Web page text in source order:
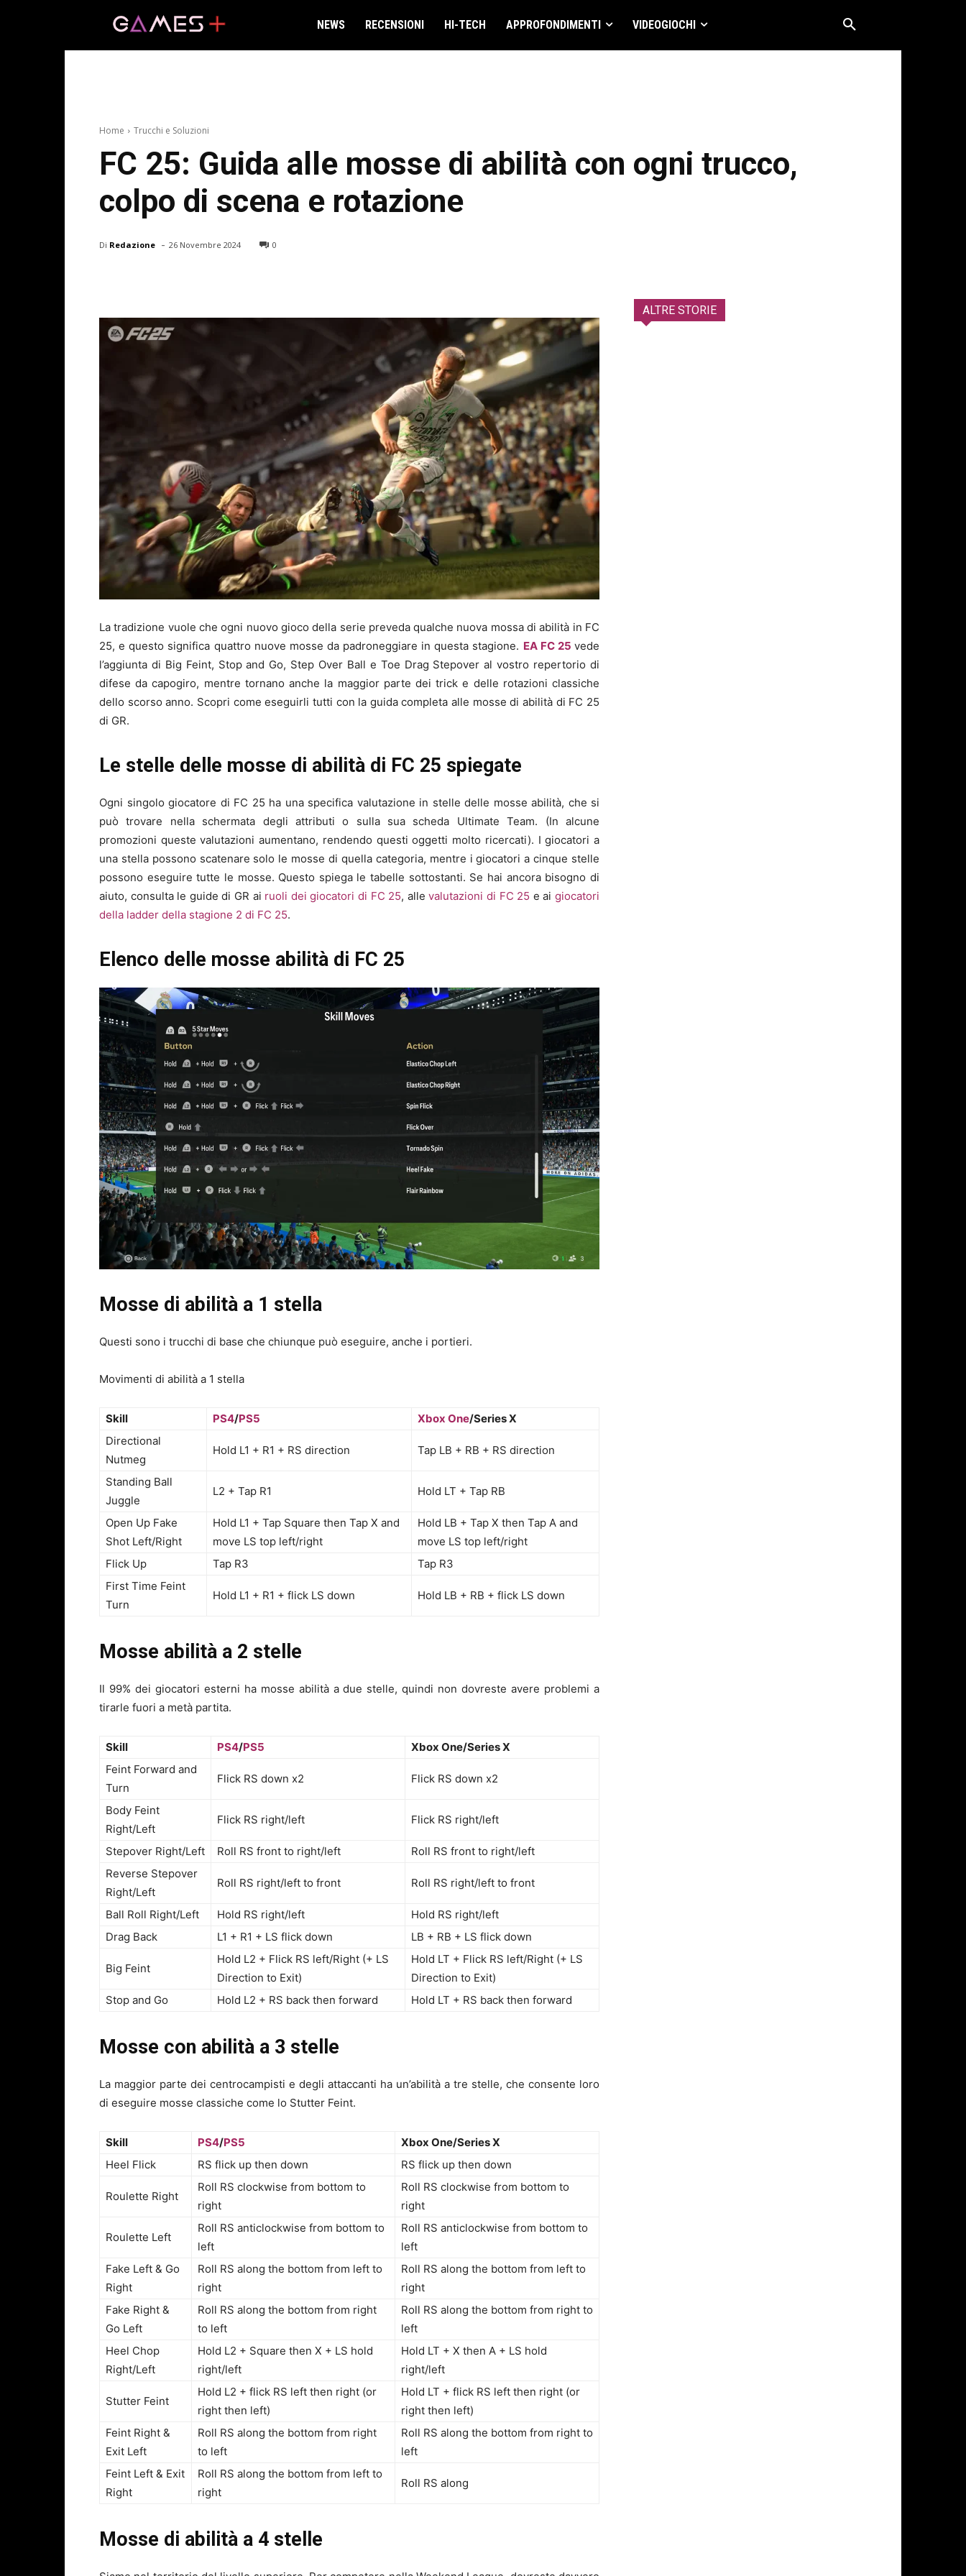
NEWS RECENSIONI HI-TECH APPROFONDIMENTI VIDEOGIOCHI
Home Trucchi e Soluzioni
FC 25: Guida alle mosse di abilità con ogni trucco,
colpo di scena e rotazione
Di Redazione - 26 Novembre 2024 0
La tradizione vuole che ogni nuovo gioco della serie preveda qualche nuova mossa di abilità in FC
25, e questo significa quattro nuove mosse da padroneggiare in questa stagione. EA FC 25vede
l’aggiunta di Big Feint, Stop and Go, Step Over Ball e Toe Drag Stepover al vostro repertorio di
difese da capogiro, mentre tornano anche la maggior parte dei trick e delle rotazioni classiche
dello scorso anno. Scopri come eseguirli tutti con la guida completa alle mosse di abilità di FC 25
di GR.
Le stelle delle mosse di abilità di FC 25 spiegate
Ogni singolo giocatore di FC 25 ha una specifica valutazione in stelle delle mosse abilità, che si
può trovare nella schermata degli attributi o sulla sua scheda Ultimate Team. (In alcune
promozioni queste valutazioni aumentano, rendendo questi oggetti molto ricercati). I giocatori a
una stella possono scatenare solo le mosse di quella categoria, mentre i giocatori a cinque stelle
possono eseguire tutte le mosse. Questo spiega le tabelle sottostanti. Se hai ancora bisogno di
aiuto, consulta le guide di GR ai ruoli dei giocatori di FC 25, allevalutazioni di FC 25 e aigiocatori
della ladder della stagione 2 di FC 25.
Elenco delle mosse abilità di FC 25
Mosse di abilità a 1 stella
Questi sono i trucchi di base che chiunque può eseguire, anche i portieri.
Movimenti di abilità a 1 stella
Skill PS4/PS5 Xbox One/Series X
Directional
Nutmeg
Hold L1 + R1 + RS direction Tap LB + RB + RS direction
Standing Ball
Juggle
L2 + Tap R1 Hold LT + Tap RB
Open Up Fake
Shot Left/Right
Hold L1 + Tap Square then Tap X and
move LS top left/right
Hold LB + Tap X then Tap A and
move LS top left/right
Flick Up
Tap R3
Tap R3
First Time Feint
Turn
Hold L1 + R1 + flick LS down Hold LB + RB + flick LS down
Mosse abilità a 2 stelle
Il 99% dei giocatori esterni ha mosse abilità a due stelle, quindi non dovreste avere problemi a
tirarle fuori a metà partita.
Skill PS4/PS5
Xbox One/Series X
Feint Forward and
Turn
Flick RS down x2 Flick RS down x2
Body Feint
Right/Left
Flick RS right/left Flick RS right/left
Stepover Right/Left Roll RS front to right/left
Roll RS front to right/left
Reverse Stepover
Right/Left
Roll RS right/left to front Roll RS right/left to front
Ball Roll Right/Left Hold RS right/left
Hold RS right/left
Drag Back
L1 + R1 + LS flick down LB + RB + LS flick down
Big Feint
Hold L2 + Flick RS left/Right (+ LS
Direction to Exit)
Hold LT + Flick RS left/Right (+ LS
Direction to Exit)
Stop and Go
Hold L2 + RS back then forward Hold LT + RS back then forward
Mosse con abilità a 3 stelle
La maggior parte dei centrocampisti e degli attaccanti ha un’abilità a tre stelle, che consente loro
di eseguire mosse classiche come lo Stutter Feint.
Skill PS4/PS5
Xbox One/Series X
Heel Flick
RS flick up then down RS flick up then down
Roulette Right
Roll RS clockwise from bottom to
right
Roll RS clockwise from bottom to
right
Roulette Left
Roll RS anticlockwise from bottom to
left
Roll RS anticlockwise from bottom to
left
Fake Left & Go
Right
Roll RS along the bottom from left to
right
Roll RS along the bottom from left to
right
Fake Right &
Go Left
Roll RS along the bottom from right
to left
Roll RS along the bottom from right to
left
Heel Chop
Right/Left
Hold L2 + Square then X + LS hold
right/left
Hold LT + X then A + LS hold
right/left
Stutter Feint
Hold L2 + flick RS left then right (or
right then left)
Hold LT + flick RS left then right (or
right then left)
Feint Right &
Exit Left
Roll RS along the bottom from right
to left
Roll RS along the bottom from right to
left
Feint Left & Exit
Right
Roll RS along the bottom from left to
right
Roll RS along
Mosse di abilità a 4 stelle
ALTRE STORIE